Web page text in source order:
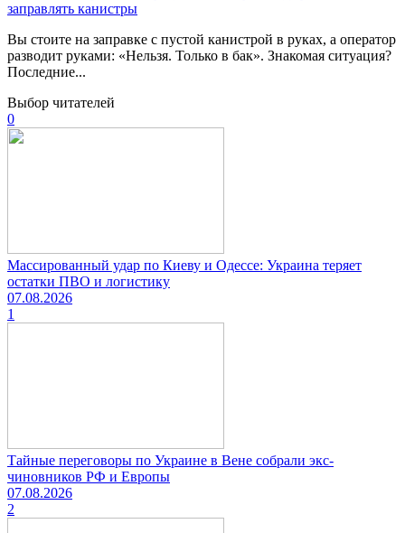
заправлять канистры
Вы стоите на заправке с пустой канистрой в руках, а оператор
разводит руками: «Нельзя. Только в бак». Знакомая ситуация?
Последние...
Выбор читателей
0
Массированный удар по Киеву и Одессе: Украина теряет
остатки ПВО и логистику
07.08.2026
1
Тайные переговоры по Украине в Вене собрали экс-
чиновников РФ и Европы
07.08.2026
2